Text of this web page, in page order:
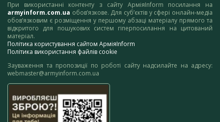
При використанні контенту з сайту АрміяInform посилання на
armyinform.com.ua обов’язкове. Для суб’єктів у сфері онлайн-медіа
обов’язковим є розміщення у першому абзаці матеріалу прямого та
відкритого для пошукових систем гіперпосилання на цитований
матеріал.
Політика користування сайтом АрміяInform
Політика використання файлів cookie
Зауваження та пропозиції по роботі сайту надсилайте на адресу:
webmaster@armyinform.com.ua